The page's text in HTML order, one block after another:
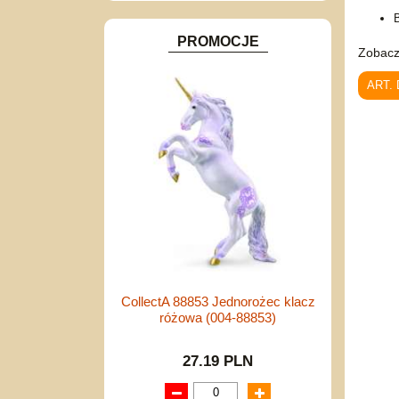
PROMOCJE
CollectA 88853 Jednorożec klacz
różowa (004-88853)
27.19 PLN
ART.